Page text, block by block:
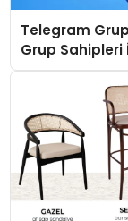
Telegram
Grup Sahipleri